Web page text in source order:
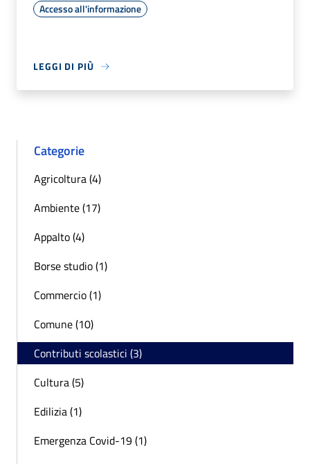
Accesso all'informazione
LEGGI DI PIÙ
Categorie
Agricoltura (4)
Ambiente (17)
Appalto (4)
Borse studio (1)
Commercio (1)
Comune (10)
Contributi scolastici (3)
Cultura (5)
Edilizia (1)
Emergenza Covid-19 (1)